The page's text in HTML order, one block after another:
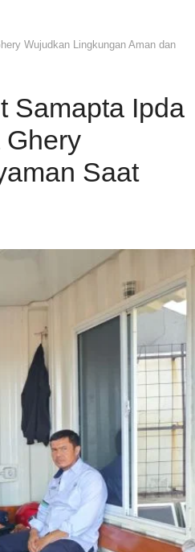
Wujudkan Lingkungan Aman dan
Samapta Ipda
Saat